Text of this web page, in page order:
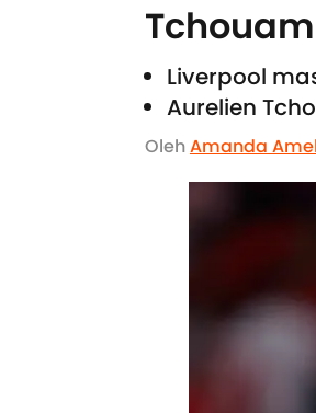
Liverpool
Aurelien
OlehAmanda